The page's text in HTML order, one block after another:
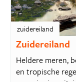
zuidereiland
Zuidereiland
Heldere meren,
en tropische